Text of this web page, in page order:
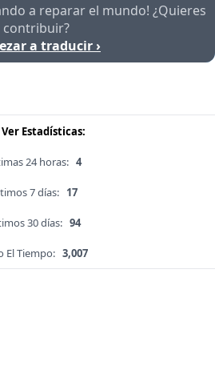
a reparar el mundo! ¿Quieres
contribuir?
a traducir ›
Ver Estadísticas:
24 horas: 4
7 días: 17
30 días: 94
El Tiempo: 3,007